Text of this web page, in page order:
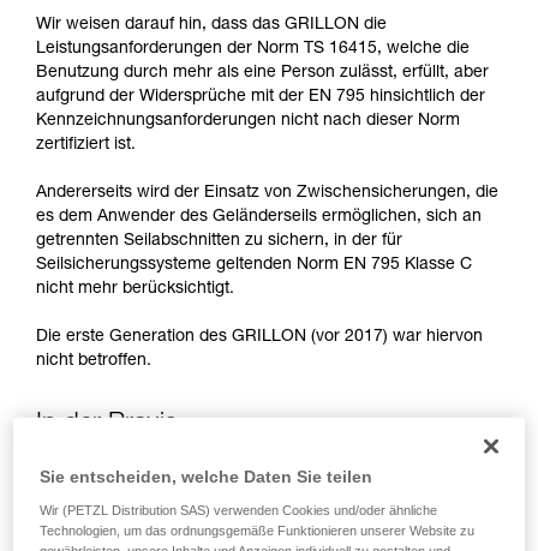
Vorgang alleine sicher zu wiederholen, bevor
Sie ihn eigenständig durchführen.
Wir geben Beispiele für die mit Ihrer Aktivität
verbundenen Techniken. Möglicherweise gibt es
noch andere Techniken, die hier nicht
beschrieben werden.
Wir weisen darauf hin, dass das GRILLON die
Leistungsanforderungen der Norm TS 16415, welche die
Benutzung durch mehr als eine Person zulässt, erfüllt, aber
aufgrund der Widersprüche mit der EN 795 hinsichtlich der
Kennzeichnungsanforderungen nicht nach dieser Norm
zertifiziert ist.
Andererseits wird der Einsatz von Zwischensicherungen, die
es dem Anwender des Geländerseils ermöglichen, sich an
getrennten Seilabschnitten zu sichern, in der für
Seilsicherungssysteme geltenden Norm EN 795 Klasse C
nicht mehr berücksichtigt.
Die erste Generation des GRILLON (vor 2017) war hiervon
nicht betroffen.
In der Praxis:
Falls erforderlich, kann das neue GRILLON (2017 und
spätere Versionen) außerhalb des Verordnungsrahmens
gleichzeitig von mehr als einer Person benutzt werden.
Sie entscheiden, welche Daten Sie teilen
Wir (PETZL Distribution SAS) verwenden Cookies und/oder ähnliche
Technologien, um das ordnungsgemäße Funktionieren unserer Website zu